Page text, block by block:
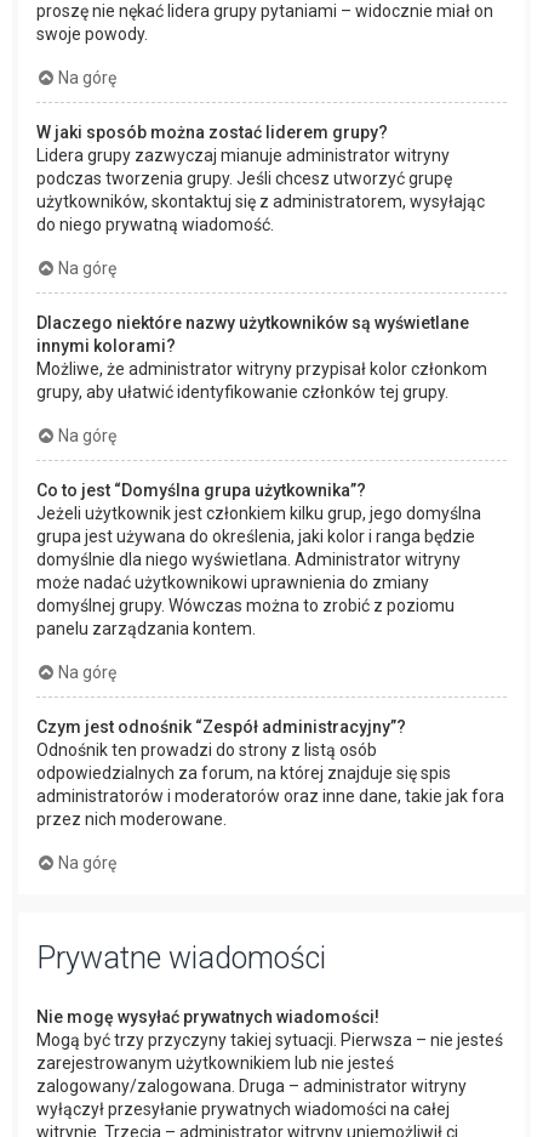
proszę nie nękać lidera grupy pytaniami – widocznie miał on
swoje powody.
Na górę
W jaki sposób można zostać liderem grupy?
Lidera grupy zazwyczaj mianuje administrator witryny
podczas tworzenia grupy. Jeśli chcesz utworzyć grupę
użytkowników, skontaktuj się z administratorem, wysyłając
do niego prywatną wiadomość.
Na górę
Dlaczego niektóre nazwy użytkowników są wyświetlane
innymi kolorami?
Możliwe, że administrator witryny przypisał kolor członkom
grupy, aby ułatwić identyfikowanie członków tej grupy.
Na górę
Co to jest “Domyślna grupa użytkownika”?
Jeżeli użytkownik jest członkiem kilku grup, jego domyślna
grupa jest używana do określenia, jaki kolor i ranga będzie
domyślnie dla niego wyświetlana. Administrator witryny
może nadać użytkownikowi uprawnienia do zmiany
domyślnej grupy. Wówczas można to zrobić z poziomu
panelu zarządzania kontem.
Na górę
Czym jest odnośnik “Zespół administracyjny”?
Odnośnik ten prowadzi do strony z listą osób
odpowiedzialnych za forum, na której znajduje się spis
administratorów i moderatorów oraz inne dane, takie jak fora
przez nich moderowane.
Na górę
Prywatne wiadomości
Nie mogę wysyłać prywatnych wiadomości!
Mogą być trzy przyczyny takiej sytuacji. Pierwsza – nie jesteś
zarejestrowanym użytkownikiem lub nie jesteś
zalogowany/zalogowana. Druga – administrator witryny
wyłączył przesyłanie prywatnych wiadomości na całej
witrynie. Trzecia – administrator witryny uniemożliwił ci